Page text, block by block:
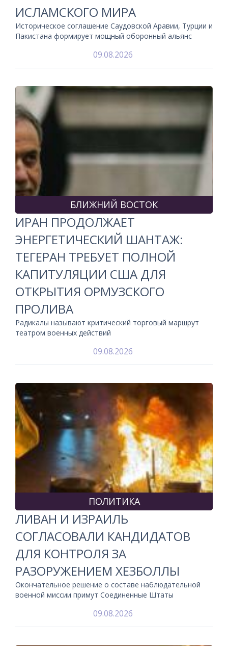
ИСЛАМСКОГО МИРА
Историческое соглашение Саудовской Аравии, Турции и
Пакистана формирует мощный оборонный альянс
09.08.2026
БЛИЖНИЙ ВОСТОК
ИРАН ПРОДОЛЖАЕТ
ЭНЕРГЕТИЧЕСКИЙ ШАНТАЖ:
ТЕГЕРАН ТРЕБУЕТ ПОЛНОЙ
КАПИТУЛЯЦИИ США ДЛЯ
ОТКРЫТИЯ ОРМУЗСКОГО
ПРОЛИВА
Радикалы называют критический торговый маршрут
театром военных действий
09.08.2026
ПОЛИТИКА
ЛИВАН И ИЗРАИЛЬ
СОГЛАСОВАЛИ КАНДИДАТОВ
ДЛЯ КОНТРОЛЯ ЗА
РАЗОРУЖЕНИЕМ ХЕЗБОЛЛЫ
Окончательное решение о составе наблюдательной
военной миссии примут Соединенные Штаты
09.08.2026